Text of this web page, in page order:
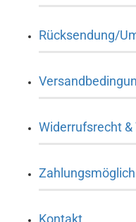
Rücksendung/
Widerrufsrecht
Kontakt